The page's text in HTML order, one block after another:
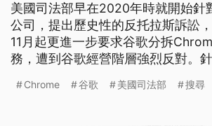
美國司法部早在2020年時就開始針
公司，提出歷史性的反托拉斯訴訟
11月起更進一步要求谷歌分拆
務，遭到谷歌經營階層強烈反對。
分拆出售Chrome瀏覽器或Android
Chrome 谷歌 美國司法部 搜尋